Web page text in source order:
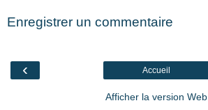
Enregistrer un commentaire
‹ Accueil
Afficher la version Web